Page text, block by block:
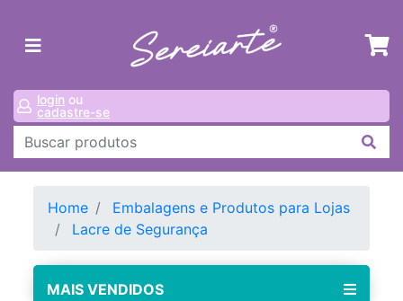
login ou
cadastre-se
Home
Embalagens e Produtos para Lojas
Lacre de Segurança
MAIS VENDIDOS